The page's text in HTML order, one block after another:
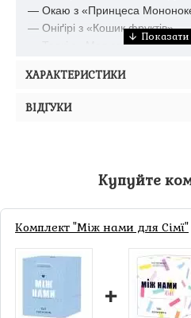
— Окаю з «Принцеса
— Оніґірі з «Кошик фруктів»
— Таякі з «Моя геройська
ХАРАКТЕРИСТИКИ
ВІДГУКИ
Купуйте
Комплект "Між нами для Сімї"
+